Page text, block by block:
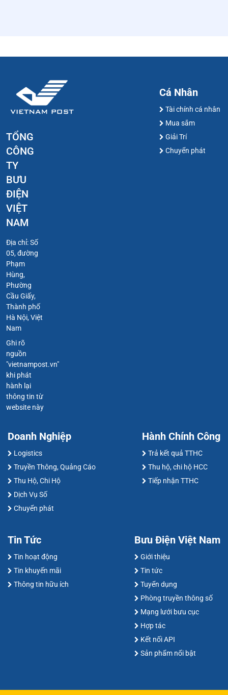
TỔNG
CÔNG
TY
BƯU
ĐIỆN
VIỆT
NAM
Địa chỉ: Số
05, đường
Phạm
Hùng,
Phường
Cầu Giấy,
Thành phố
Hà Nội, Việt
Nam
Ghi rõ
nguồn
"vietnampost.vn"
khi phát
hành lại
thông tin từ
website này
Cá Nhân
Tài chính cá nhân
Mua sắm
Giải Trí
Chuyển phát
Doanh Nghiệp
Logistics
Truyền Thông, Quảng Cáo
Thu Hộ, Chi Hộ
Dịch Vụ Số
Chuyển phát
Hành Chính Công
Trả kết quả TTHC
Thu hộ, chi hộ HCC
Tiếp nhận TTHC
Tin Tức
Tin hoạt động
Tin khuyến mãi
Thông tin hữu ích
Bưu Điện Việt Nam
Giới thiệu
Tin tức
Tuyển dụng
Phòng truyền thông số
Mạng lưới bưu cục
Hợp tác
Kết nối API
Sản phẩm nổi bật